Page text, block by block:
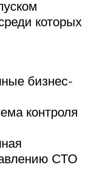
которых
бизнес-
контроля
СТО